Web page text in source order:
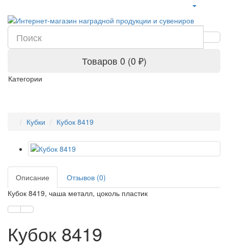
Товаров 0 (0 ₽)
Категории
Кубки Кубок 8419
Описание
Отзывов (0)
Кубок 8419, чаша металл, цоколь пластик
Кубок 8419